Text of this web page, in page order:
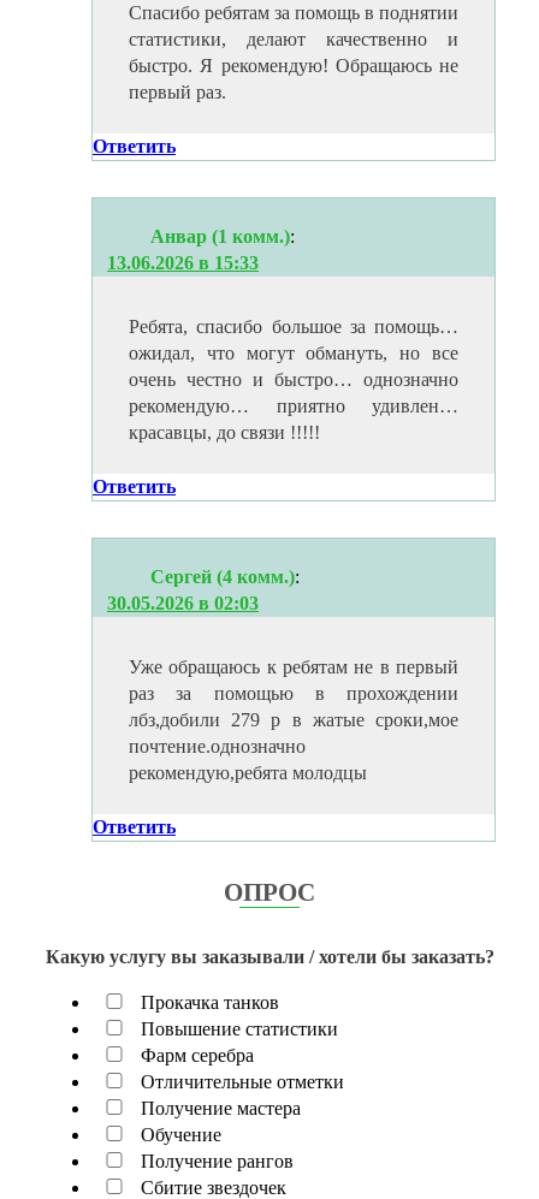
Спасибо ребятам за помощь в поднятии
статистики, делают качественно и
быстро. Я рекомендую! Обращаюсь не
первый раз.
Ответить
Анвар (1 комм.):
13.06.2026 в 15:33
Ребята, спасибо большое за помощь…
ожидал, что могут обмануть, но все
очень честно и быстро… однозначно
рекомендую… приятно удивлен…
красавцы, до связи !!!!!
Ответить
Сергей (4 комм.):
30.05.2026 в 02:03
Уже обращаюсь к ребятам не в первый
раз за помощью в прохождении
лбз,добили 279 р в жатые сроки,мое
почтение.однозначно
рекомендую,ребята молодцы
Ответить
ОПРОС
Какую услугу вы заказывали / хотели бы заказать?
Прокачка танков
Повышение статистики
Фарм серебра
Отличительные отметки
Получение мастера
Обучение
Получение рангов
Сбитие звездочек